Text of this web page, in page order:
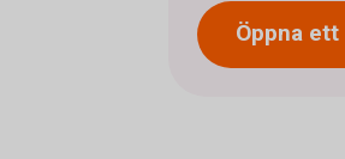
Öppna ett